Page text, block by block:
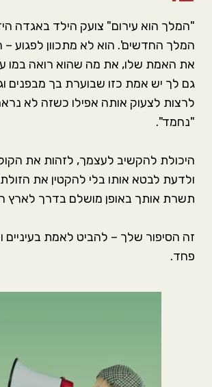
"המלך הוא עירום" צועק הילד באגדה
המלך החדשים'. הוא לא מתכוון לפגוע –
את האמת שלו, את מה שהוא רואה במו
גם לך יש אמת כזו שבוערת בך מבפנים
לרצות לצעוק אותה אפילו כשזה לא
"נחמד".
היכולת להקשיב לעצמך, לזהות את
ולדעת לבטא אותו בלי להקטין את הזולת
תשרת אותך באופן מושלם בדרך לארץ
זה הסיפור שלך – להביט לאמת בעיניים
פחד.